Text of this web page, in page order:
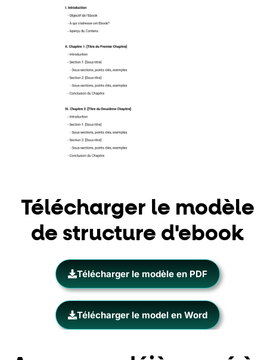
Télécharger le modèle
de structure d'ebook
Télécharger le modèle en PDF
Télécharger le model en Word